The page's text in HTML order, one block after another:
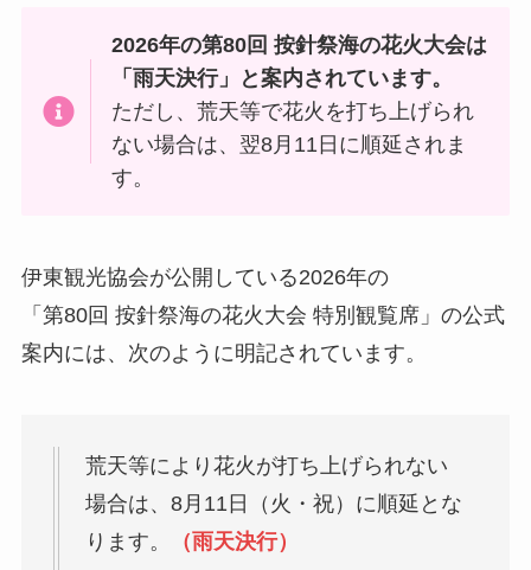
2026年の第80回 按針祭海の花火大会は
「雨天決行」と案内されています。
ただし、荒天等で花火を打ち上げられ
ない場合は、翌8月11日に順延されま
す。
伊東観光協会が公開している2026年の
「第80回 按針祭海の花火大会 特別観覧席」の公式
案内には、次のように明記されています。
荒天等により花火が打ち上げられない
場合は、8月11日（火・祝）に順延とな
ります。
（雨天決行）